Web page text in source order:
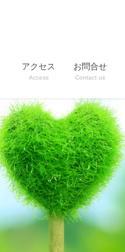
アクセス
Access
お問合せ
Contact us